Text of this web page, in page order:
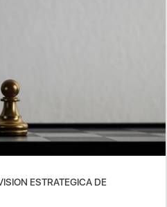
ESTRATEGICA DE